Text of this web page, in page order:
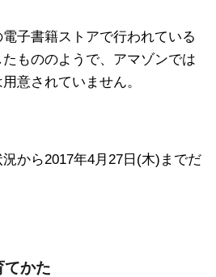
子書籍ストアで行われている
もののようで、アマゾンでは
意されていません。
から2017年4月27日(木)までだ
てかた